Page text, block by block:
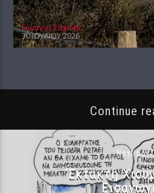
Γιώργος Σαχίνης
30 ΙΟΥΛΊΟΥ 2026
Continue
Next post
‘Εκτακτη